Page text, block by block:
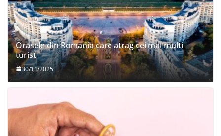
Orasele din Romania care atrag cei mai multi
turisti
30/11/2025